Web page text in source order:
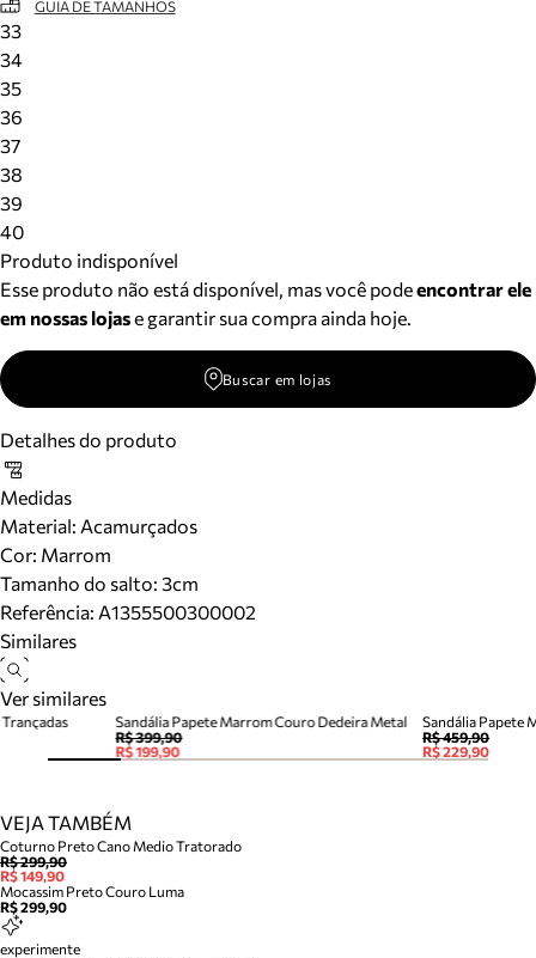
GUIA DE TAMANHOS
33
34
35
36
37
38
39
40
Produto indisponível
Esse produto não está disponível, mas você podeencontrar ele
em nossas lojase garantir sua compra ainda hoje.
Buscar em lojas
Detalhes do produto
Medidas
Material: Acamurçados
Cor: Marrom
Tamanho do salto: 3cm
Referência: A1355500300002
Similares
Ver similares
Sandália Papete Marrom Couro Dedeira Metal
R$ 399,90
R$ 199,90
Sandália Papete
R$ 459,90
R$ 229,90
VEJA TAMBÉM
Coturno Preto Cano Medio Tratorado
R$ 299,90
R$ 149,90
Mocassim Preto Couro Luma
R$ 299,90
experimente